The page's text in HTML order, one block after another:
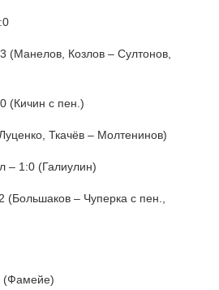
(Манелов, Козлов – Султонов,
(Кичин с пен.)
Ткачёв – Молтенинов)
– 1:0 (Галиулин)
(Большаков – Чуперка с пен.,
(Фамейе)